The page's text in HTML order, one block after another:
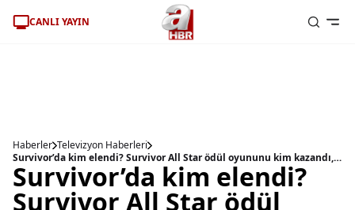
CANLI YAYIN
Haberler Televizyon Haberleri
Survivor’da kim elendi? Survivor All Star ödül oyununu kim kazandı, adaya kim veda etti?
Survivor’da kim elendi?
Survivor All Star ödül